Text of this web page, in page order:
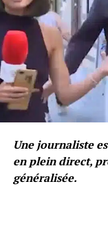
Une journaliste
en plein direct,
généralisée.